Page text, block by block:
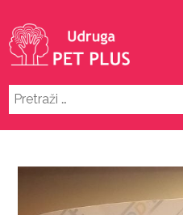
Pretraži: